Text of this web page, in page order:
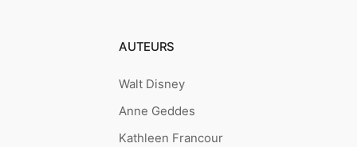
AUTEURS
Walt Disney
Anne Geddes
Kathleen Francour